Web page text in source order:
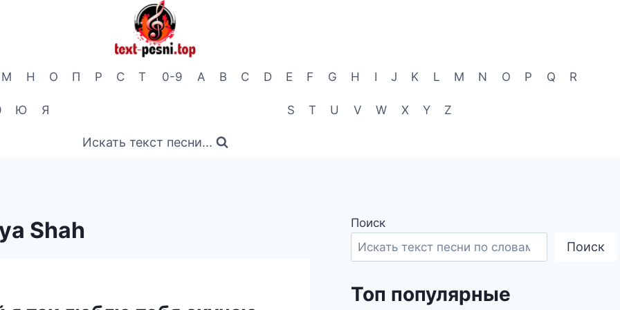
М Н О П Р С Т
Ю Я
0-9 A B C D E F G H I J K L M N O P Q R
S T U V W X Y Z
Искать текст песни...
Shah Поиск
Поиск
Топ популярные